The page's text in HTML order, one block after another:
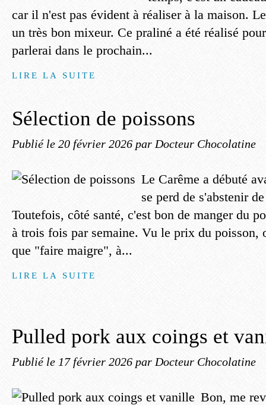
car il n'est pas évident à réaliser à la maison.
un très bon mixeur. Ce praliné a été réalisé
parlerai dans le prochain...
LIRE LA SUITE
Sélection de poissons
Publié le 20 février 2026 par Docteur Chocolatine
Le Carême a débuté
se perd de s'abstenir
Toutefois, côté santé, c'est bon de manger du
à trois fois par semaine. Vu le prix du poisson,
que "faire maigre", à...
LIRE LA SUITE
Pulled pork aux coings et
Publié le 17 février 2026 par Docteur Chocolatine
Bon, me